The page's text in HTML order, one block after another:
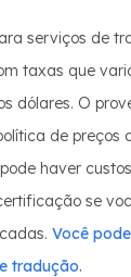
serviços de
taxas que
dólares. O
de preços
haver
se
Você
tradução.